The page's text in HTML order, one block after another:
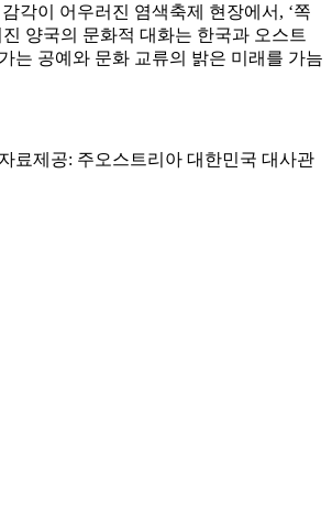
각이 어우러진 염색축제 현장에서, ‘쪽
양국의 문화적 대화는 한국과 오스트
는 공예와 문화 교류의 밝은 미래를 가늠
료제공: 주오스트리아 대한민국 대사관